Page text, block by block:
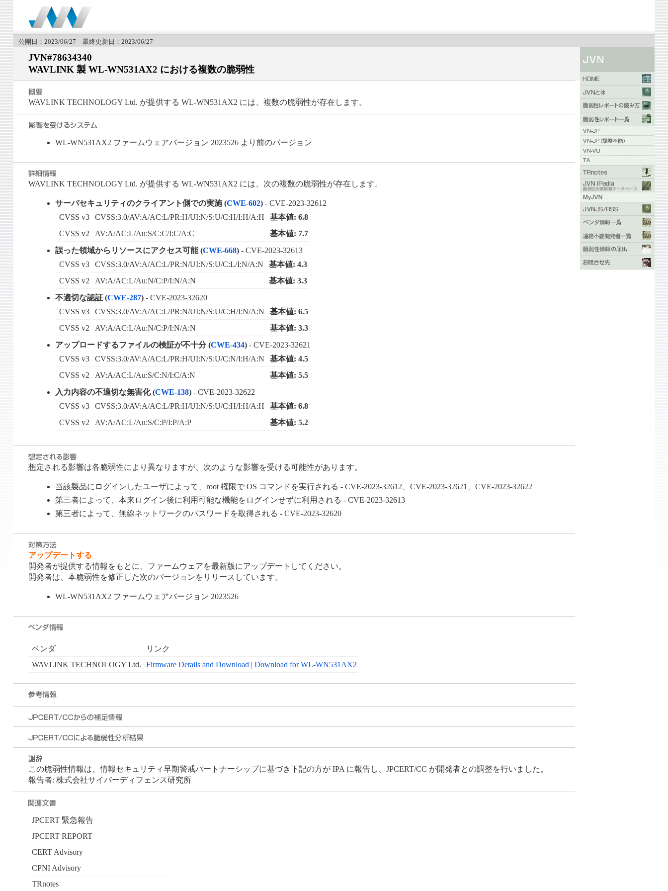
公開日：2023/06/27 最終更新日：2023/06/27
JVN#78634340
WAVLINK 製 WL-WN531AX2 における複数の脆弱性
WAVLINK TECHNOLOGY Ltd. が提供する WL-WN531AX2 には、複数の脆弱性が存在します。
WL-WN531AX2 ファームウェアバージョン 2023526 より前のバージョン
WAVLINK TECHNOLOGY Ltd. が提供する WL-WN531AX2 には、次の複数の脆弱性が存在します。
サーバセキュリティのクライアント側での実施 (CWE-602) - CVE-2023-32612
CVSS v3
CVSS:3.0/AV:A/AC:L/PR:H/UI:N/S:U/C:H/I:H/A:H
基本値: 6.8
CVSS v2
AV:A/AC:L/Au:S/C:C/I:C/A:C
基本値: 7.7
誤った領域からリソースにアクセス可能 (CWE-668) - CVE-2023-32613
CVSS v3
CVSS:3.0/AV:A/AC:L/PR:N/UI:N/S:U/C:L/I:N/A:N
基本値: 4.3
CVSS v2
AV:A/AC:L/Au:N/C:P/I:N/A:N
基本値: 3.3
不適切な認証 (CWE-287) - CVE-2023-32620
CVSS v3
CVSS:3.0/AV:A/AC:L/PR:N/UI:N/S:U/C:H/I:N/A:N
基本値: 6.5
CVSS v2
AV:A/AC:L/Au:N/C:P/I:N/A:N
基本値: 3.3
アップロードするファイルの検証が不十分 (CWE-434) - CVE-2023-32621
CVSS v3
CVSS:3.0/AV:A/AC:L/PR:H/UI:N/S:U/C:N/I:H/A:N
基本値: 4.5
CVSS v2
AV:A/AC:L/Au:S/C:N/I:C/A:N
基本値: 5.5
入力内容の不適切な無害化 (CWE-138) - CVE-2023-32622
CVSS v3
CVSS:3.0/AV:A/AC:L/PR:H/UI:N/S:U/C:H/I:H/A:H
基本値: 6.8
CVSS v2
AV:A/AC:L/Au:S/C:P/I:P/A:P 基本値: 5.2
想定される影響は各脆弱性により異なりますが、次のような影響を受ける可能性があります。
当該製品にログインしたユーザによって、root 権限で OS コマンドを実行される - CVE-2023-32612、CVE-2023-32621、CVE-2023-32622
第三者によって、本来ログイン後に利用可能な機能をログインせずに利用される - CVE-2023-32613
第三者によって、無線ネットワークのパスワードを取得される - CVE-2023-32620
アップデートする
開発者が提供する情報をもとに、ファームウェアを最新版にアップデートしてください。
開発者は、本脆弱性を修正した次のバージョンをリリースしています。
WL-WN531AX2 ファームウェアバージョン 2023526
ベンダ
リンク
WAVLINK TECHNOLOGY Ltd.
Firmware Details and Download | Download for WL-WN531AX2
この脆弱性情報は、情報セキュリティ早期警戒パートナーシップに基づき下記の方が IPA に報告し、JPCERT/CC が開発者との調整を行いました。
報告者: 株式会社サイバーディフェンス研究所
JPCERT 緊急報告
JPCERT REPORT
CERT Advisory
CPNI Advisory
TRnotes